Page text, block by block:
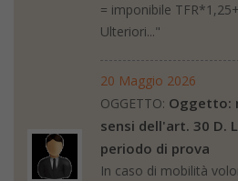
= imponibile
Ulteriori..."
20 Maggio 2026
OGGETTO: Oggetto:
sensi dell'art. 30 D.
periodo di prova
In caso di mobilità